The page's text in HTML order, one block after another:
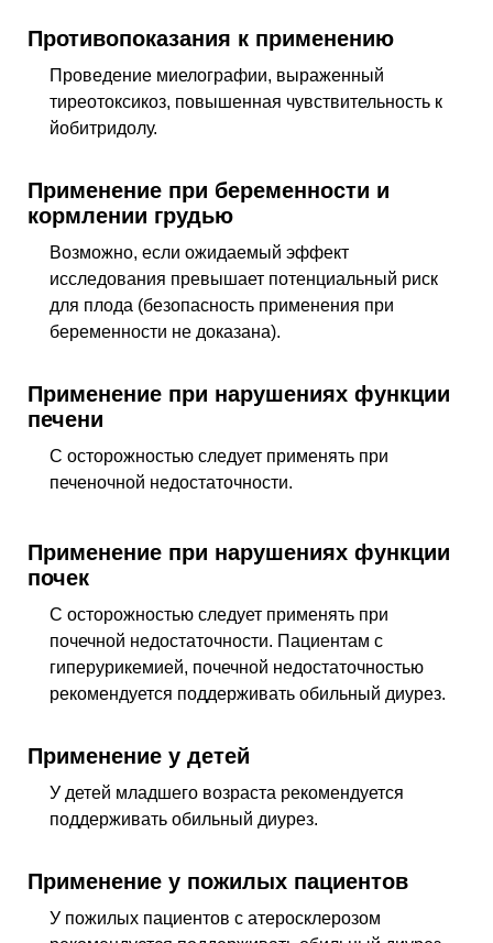
Противопоказания к применению
Проведение миелографии, выраженный
тиреотоксикоз, повышенная чувствительность к
йобитридолу.
Применение при беременности и
кормлении грудью
Возможно, если ожидаемый эффект
исследования превышает потенциальный риск
для плода (безопасность применения при
беременности не доказана).
Применение при нарушениях функции
печени
С осторожностью следует применять при
печеночной недостаточности.
Применение при нарушениях функции
почек
С осторожностью следует применять при
почечной недостаточности. Пациентам с
гиперурикемией, почечной недостаточностью
рекомендуется поддерживать обильный диурез.
Применение у детей
У детей младшего возраста рекомендуется
поддерживать обильный диурез.
Применение у пожилых пациентов
У пожилых пациентов с атеросклерозом